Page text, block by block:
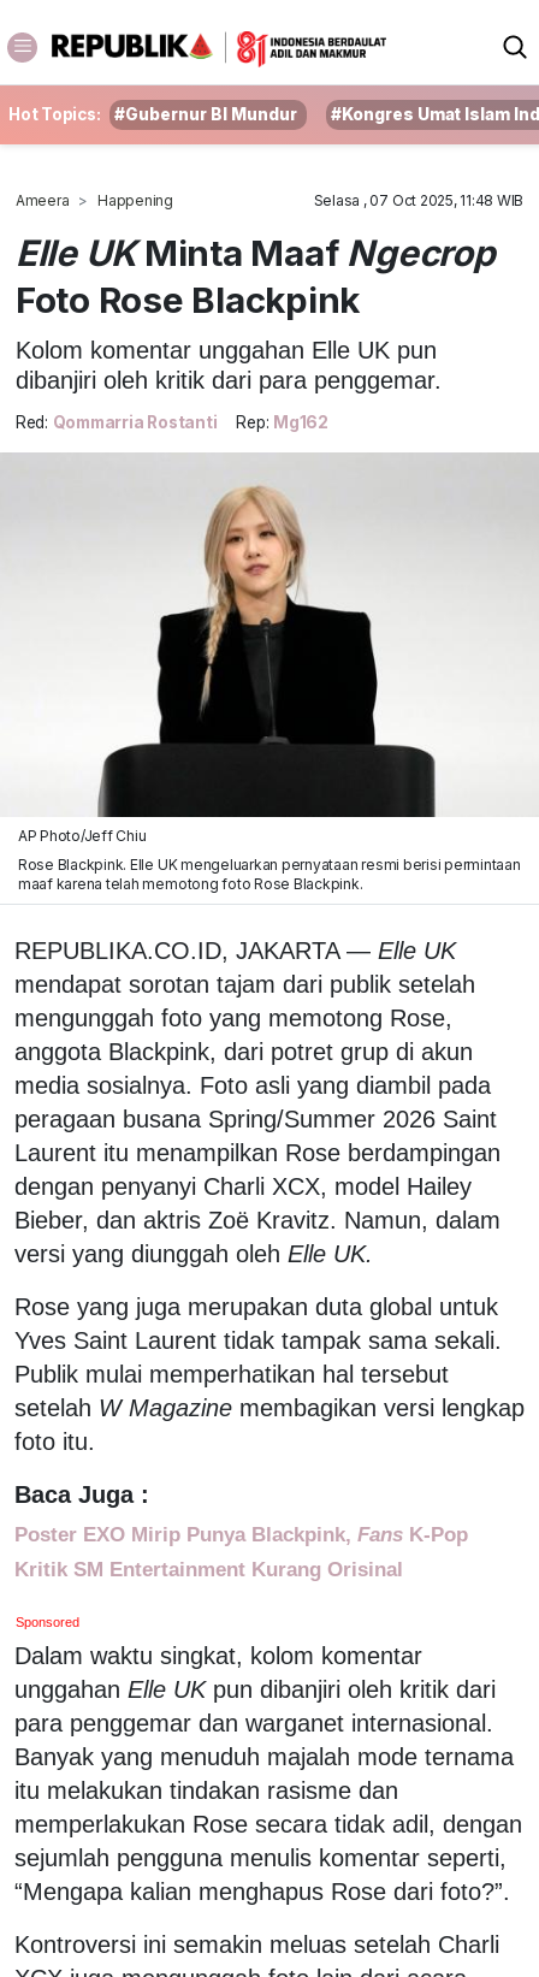
Hot Topics: #Gubernur BI Mundur #Kongres Umat Islam
Ameera Happening Selasa , 07 Oct 2025, 11:48 WIB
Elle UKMinta Maaf Ngecrop
Foto Rose Blackpink
Kolom komentar unggahan Elle UK pun
dibanjiri oleh kritik dari para penggemar.
Red: Qommarria Rostanti Rep: Mg162
AP Photo/Jeff Chiu
Rose Blackpink. Elle UK mengeluarkan pernyataan resmi berisi permintaan
maaf karena telah memotong foto Rose Blackpink.
REPUBLIKA.CO.ID, JAKARTA — Elle UK
mendapat sorotan tajam dari publik setelah
mengunggah foto yang memotong Rose,
anggota Blackpink, dari potret grup di akun
media sosialnya. Foto asli yang diambil pada
peragaan busana Spring/Summer 2026 Saint
Laurent itu menampilkan Rose berdampingan
dengan penyanyi Charli XCX, model Hailey
Bieber, dan aktris Zoë Kravitz. Namun, dalam
versi yang diunggah oleh Elle UK.
Rose yang juga merupakan duta global untuk
Yves Saint Laurent tidak tampak sama sekali.
Publik mulai memperhatikan hal tersebut
setelah W Magazine membagikan versi lengkap
foto itu.
Baca Juga :
Poster EXO Mirip Punya Blackpink, Fans K-Pop
Kritik SM Entertainment Kurang Orisinal
Sponsored
Dalam waktu singkat, kolom komentar
unggahan Elle UKpun dibanjiri oleh kritik dari
para penggemar dan warganet internasional.
Banyak yang menuduh majalah mode ternama
itu melakukan tindakan rasisme dan
memperlakukan Rose secara tidak adil, dengan
sejumlah pengguna menulis komentar seperti,
“Mengapa kalian menghapus Rose dari foto?”.
Kontroversi ini semakin meluas setelah Charli